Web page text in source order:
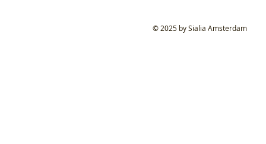
© 2025 by Sialia Amsterdam